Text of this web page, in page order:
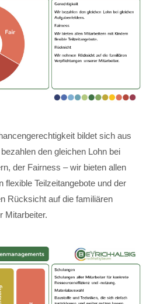
bildet sich aus
den gleichen Lohn bei
der Fairness – wir bieten allen
flexible Teilzeitangebote und der
Rücksicht auf die familiären
Mitarbeiter.